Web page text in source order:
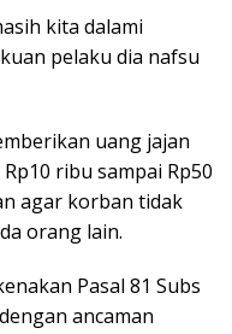
kita dalami
pelaku dia nafsu
uang jajan
ribu sampai Rp50
agar korban tidak
orang lain.
Pasal 81 Subs
ancaman